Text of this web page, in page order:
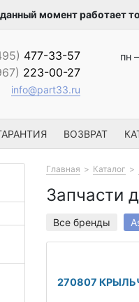
момент работает
477-33-57
223-00-27
info@part33.ru
пн
ВОЗВРАТ
Главная Каталог
Запчасти
Все бренды
270807